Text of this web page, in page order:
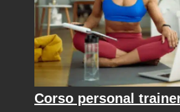
Corso personal